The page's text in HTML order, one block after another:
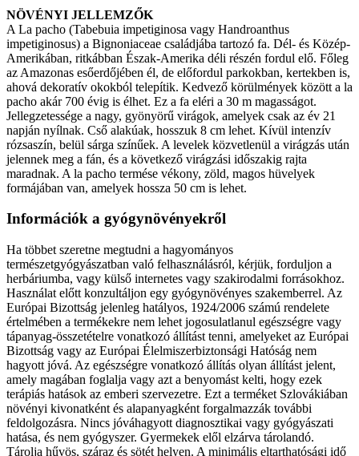
NÖVÉNYI JELLEMZŐK
A La pacho (Tabebuia impetiginosa vagy Handroanthus
impetiginosus) a Bignoniaceae családjába tartozó fa. Dél- és Közép-
Amerikában, ritkábban Észak-Amerika déli részén fordul elő. Főleg
az Amazonas esőerdőjében él, de előfordul parkokban, kertekben is,
ahová dekoratív okokból telepítik. Kedvező körülmények között a la
pacho akár 700 évig is élhet. Ez a fa eléri a 30 m magasságot.
Jellegzetessége a nagy, gyönyörű virágok, amelyek csak az év 21
napján nyílnak. Cső alakúak, hosszuk 8 cm lehet. Kívül intenzív
rózsaszín, belül sárga színűek. A levelek közvetlenül a virágzás után
jelennek meg a fán, és a következő virágzási időszakig rajta
maradnak. A la pacho termése vékony, zöld, magos hüvelyek
formájában van, amelyek hossza 50 cm is lehet.
Információk a gyógynövényekről
Ha többet szeretne megtudni a hagyományos
természetgyógyászatban való felhasználásról, kérjük, forduljon a
herbáriumba, vagy külső internetes vagy szakirodalmi forrásokhoz.
Használat előtt konzultáljon egy gyógynövényes szakemberrel. Az
Európai Bizottság jelenleg hatályos, 1924/2006 számú rendelete
értelmében a termékekre nem lehet jogosulatlanul egészségre vagy
tápanyag-összetételre vonatkozó állítást tenni, amelyeket az Európai
Bizottság vagy az Európai Élelmiszerbiztonsági Hatóság nem
hagyott jóvá. Az egészségre vonatkozó állítás olyan állítást jelent,
amely magában foglalja vagy azt a benyomást kelti, hogy ezek
terápiás hatások az emberi szervezetre. Ezt a terméket Szlovákiában
növényi kivonatként és alapanyagként forgalmazzák további
feldolgozásra. Nincs jóváhagyott diagnosztikai vagy gyógyászati
hatása, és nem gyógyszer. Gyermekek elől elzárva tárolandó.
Tárolja hűvös, száraz és sötét helyen. A minimális eltarthatósági idő